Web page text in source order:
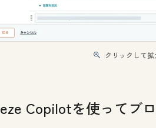
クリックして
Copilotを使ってブ